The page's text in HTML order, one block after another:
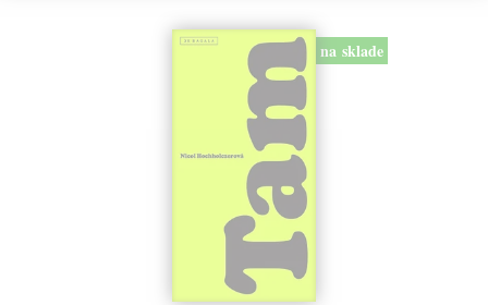
na sklade